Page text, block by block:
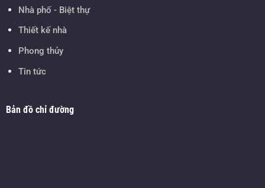
Nhà phố - Biệt thự
Thiết kế nhà
Phong thủy
Tin tức
Bản đồ chỉ đường